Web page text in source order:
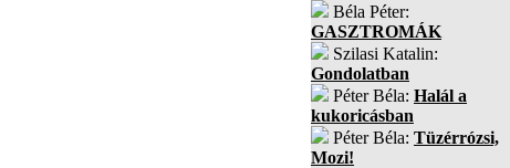
Béla Péter:
GASZTROMÁK
Szilasi Katalin:
Gondolatban
Péter Béla: Halál a
kukoricásban
Péter Béla: Tüzérrózsi,
Mozi!